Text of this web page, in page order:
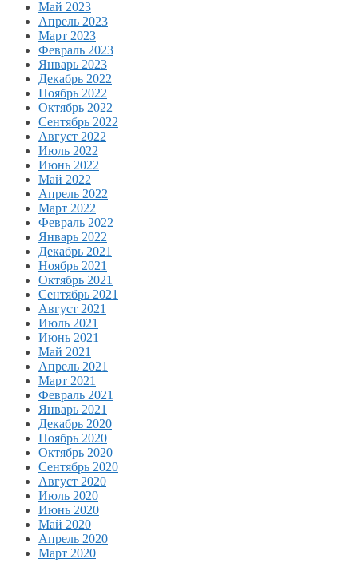
Май 2023
Апрель 2023
Март 2023
Февраль 2023
Январь 2023
Декабрь 2022
Ноябрь 2022
Октябрь 2022
Сентябрь 2022
Август 2022
Июль 2022
Июнь 2022
Май 2022
Апрель 2022
Март 2022
Февраль 2022
Январь 2022
Декабрь 2021
Ноябрь 2021
Октябрь 2021
Сентябрь 2021
Август 2021
Июль 2021
Июнь 2021
Май 2021
Апрель 2021
Март 2021
Февраль 2021
Январь 2021
Декабрь 2020
Ноябрь 2020
Октябрь 2020
Сентябрь 2020
Август 2020
Июль 2020
Июнь 2020
Май 2020
Апрель 2020
Март 2020